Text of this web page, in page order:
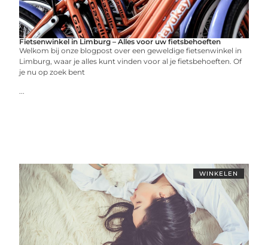
Fietsenwinkel in Limburg – Alles voor uw fietsbehoeften
Welkom bij onze blogpost over een geweldige fietsenwinkel in
Limburg, waar je alles kunt vinden voor al je fietsbehoeften. Of
je nu op zoek bent
...
WINKELEN